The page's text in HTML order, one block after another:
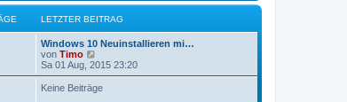
r
a
g
e
i
t
a
g
e
t
e
r
e
i
t
LETZTER BEITRAG
Windows 10 Neuinstallieren mi…
von Timo
e
u
e
s
Sa 01 Aug, 2015 23:20
Keine Beiträge